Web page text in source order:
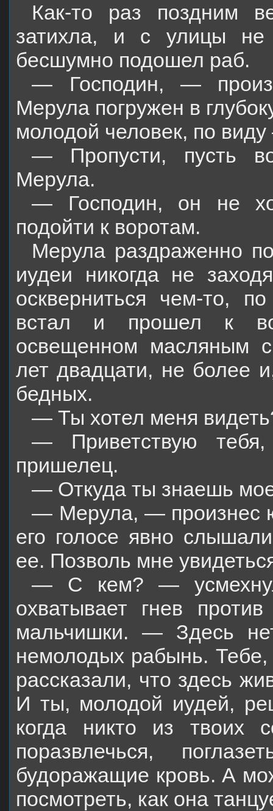
Как-то раз поздним
затихла, и с улицы не
бесшумно подошел раб.
— Господин, —
Мерула погружен в
молодой человек, по
— Пропусти, пусть
Мерула.
— Господин, он не
подойти к воротам.
Мерула раздраженно
иудеи никогда не
оскверниться чем-то,
встал и прошел к
освещенном масляным
лет двадцати, не более
бедных.
— Ты хотел меня
— Приветствую
пришелец.
— Откуда ты знаешь
— Мерула, — произнес
его голосе явно
ее. Позволь мне
— С кем? —
охватывает гнев
мальчишки. — Здесь
немолодых рабынь.
рассказали, что здесь
И ты, молодой иудей,
когда никто из твоих
поразвлечься,
будоражащие кровь. А
посмотреть, как она